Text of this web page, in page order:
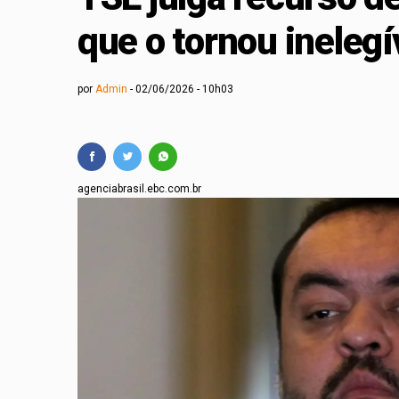
Evento gratuito
Curso gratuito de
que o tornou
por Admin 02/06/2026 - 10h03
agenciabrasil.ebc.com.br